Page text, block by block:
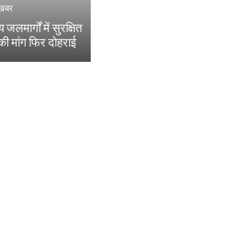
में सुरक्षित
मांग फिर दोहराई